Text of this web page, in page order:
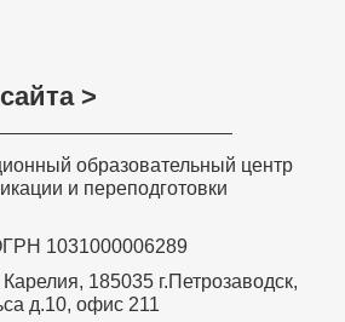
>
образовательный центр
и переподготовки
1031000006289
185035 г.Петрозаводск,
д.10, офис 211